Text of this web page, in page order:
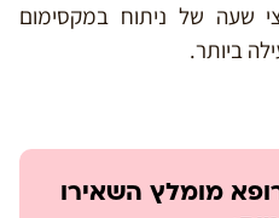
שעה של ניתוח במקסימום
ביותר.
מומלץ השאירו